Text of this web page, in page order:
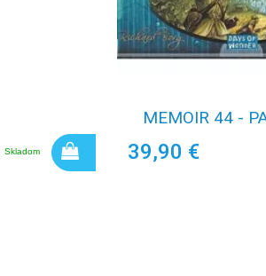
Skladom
MEMOIR 44 -
39,90 €